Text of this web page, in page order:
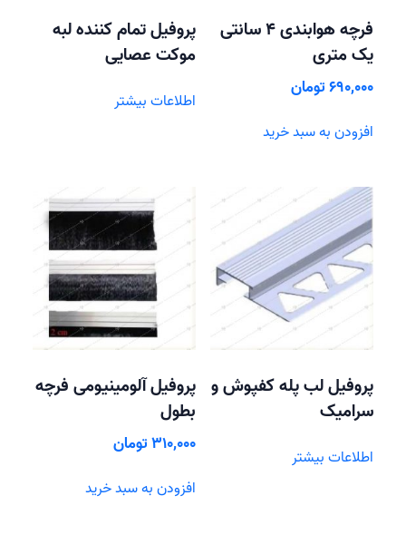
فرچه هوابندی 4 سانتی
یک متری
690,000تومان
افزودن به سبد خرید
پروفیل تمام کننده لبه
موکت عصایی
اطلاعات بیشتر
پروفیل لب پله کفپوش و
سرامیک
اطلاعات بیشتر
پروفیل آلومینیومی فرچه
بطول
310,000تومان
افزودن به سبد خرید